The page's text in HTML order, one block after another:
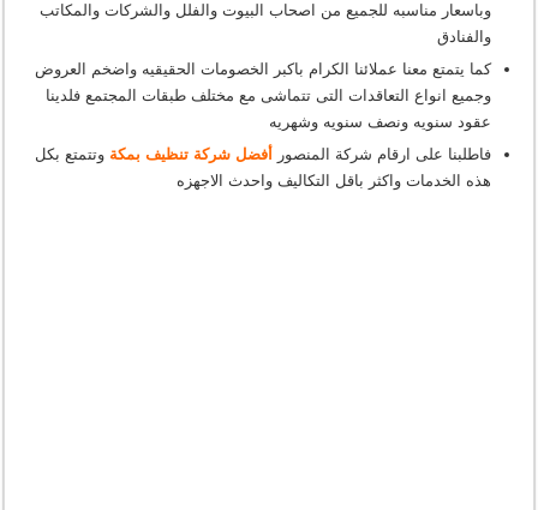
وباسعار مناسبه للجميع من اصحاب البيوت والفلل والشركات والمكاتب
والفنادق
كما يتمتع معنا عملائنا الكرام باكبر الخصومات الحقيقيه واضخم العروض
وجميع انواع التعاقدات التى تتماشى مع مختلف طبقات المجتمع فلدينا
عقود سنويه ونصف سنويه وشهريه
فاطلبنا على ارقام شركة المنصور
أفضل شركة تنظيف بمكة وتتمتع بكل
هذه الخدمات واكثر باقل التكاليف واحدث الاجهزه